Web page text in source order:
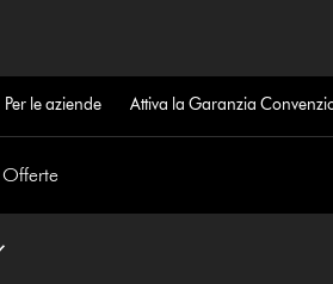
Per le aziende Attiva la Garanzia
Offerte